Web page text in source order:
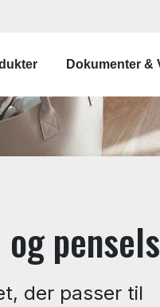
Dokumenter &
og
der passer til